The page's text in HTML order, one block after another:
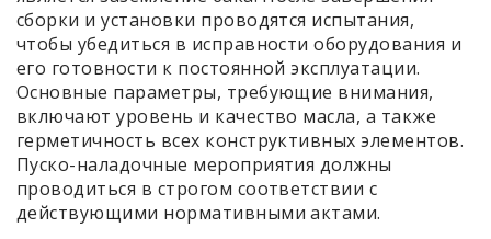
сборки и установки проводятся испытания,
чтобы убедиться в исправности оборудования и
его готовности к постоянной эксплуатации.
Основные параметры, требующие внимания,
включают уровень и качество масла, а также
герметичность всех конструктивных элементов.
Пуско-наладочные мероприятия должны
проводиться в строгом соответствии с
действующими нормативными актами.